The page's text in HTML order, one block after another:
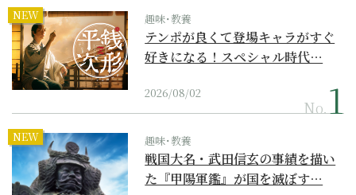
NEW 趣味･教養
テンポが良くて登場キャラがすぐ
好きになる！スペシャル時代…
2026/08/02
No.
NEW 趣味･教養
戦国大名・武田信玄の事績を描い
た『甲陽軍鑑』が国を滅ぼす…